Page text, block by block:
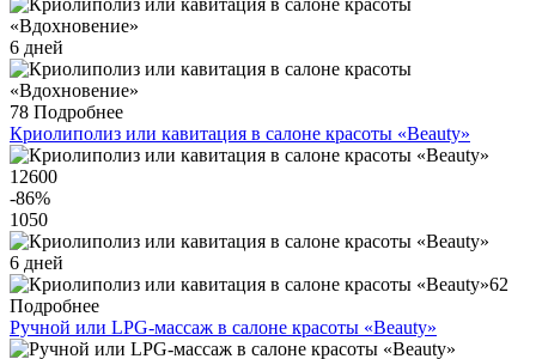
6 дней
78 Подробнее
Криолиполиз или кавитация в салоне красоты «Beauty»
12600
-86%
1050
6 дней
62
Подробнее
Ручной или LPG-массаж в салоне красоты «Beauty»